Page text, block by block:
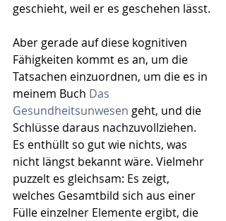
geschieht, weil er es geschehen lässt.
Aber gerade auf diese kognitiven
Fähigkeiten kommt es an, um die
Tatsachen einzuordnen, um die es in
meinem Buch Das
Gesundheitsunwesen geht, und die
Schlüsse daraus nachzuvollziehen.
Es enthüllt so gut wie nichts, was
nicht längst bekannt wäre. Vielmehr
puzzelt es gleichsam: Es zeigt,
welches Gesamtbild sich aus einer
Fülle einzelner Elemente ergibt, die